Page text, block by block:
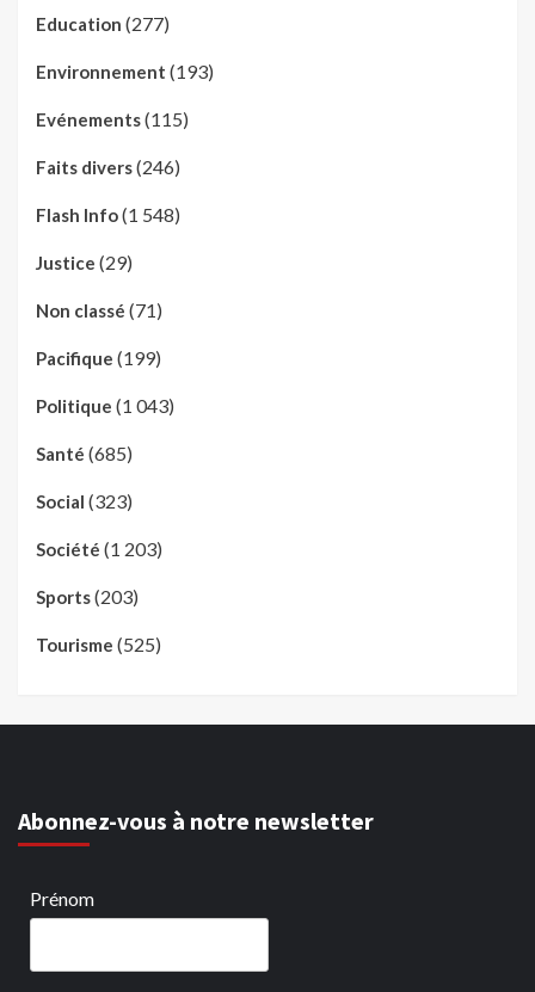
Education (277)
Environnement (193)
Evénements(115)
Faits divers(246)
Flash Info(1 548)
Justice (29)
Non classé (71)
Pacifique (199)
Politique (1 043)
Santé (685)
Social (323)
Société (1 203)
Sports(203)
Tourisme (525)
Abonnez-vous à notre newsletter
Prénom